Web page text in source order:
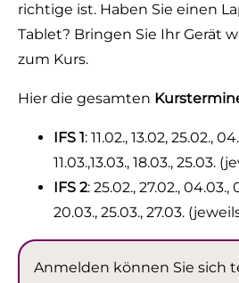
richtige ist. Haben Sie einen
Tablet? Bringen Sie Ihr Gerät
zum Kurs.
Hier die gesamten
IFS 1: 11.02., 13.02, 25.02.,
11.03.,13.03., 18.03., 25.03.
IFS 2: 25.02., 27.02., 04.03.,
20.03., 25.03., 27.03.
Anmelden können Sie sich